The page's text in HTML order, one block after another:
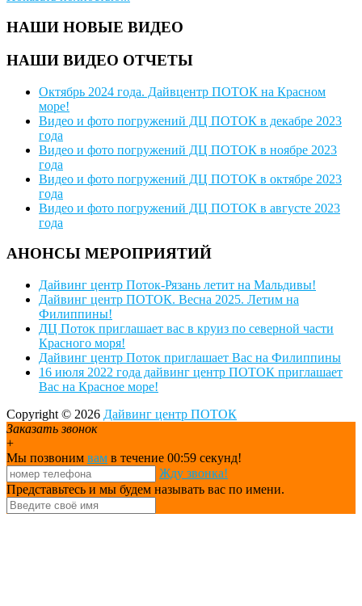
НАШИ НОВЫЕ ВИДЕО
НАШИ ВИДЕО ОТЧЕТЫ
Октябрь 2024 года. Дайвцентр ПОТОК на Красном
море!
Видео и фото погружений ДЦ ПОТОК в декабре 2023
года
Видео и фото погружений ДЦ ПОТОК в ноябре 2023
года
Видео и фото погружений ДЦ ПОТОК в октябре 2023
года
Видео и фото погружений ДЦ ПОТОК в августе 2023
года
АНОНСЫ МЕРОПРИЯТИЙ
Дайвинг центр Поток-Рязань летит на Мальдивы!
Дайвинг центр ПОТОК. Весна 2025. Летим на
Филиппины!
ДЦ Поток приглашает вас в круиз по северной части
Красного моря!
Дайвинг центр Поток приглашает Вас на Филиппины
16 июля 2022 года дайвинг центр ПОТОК приглашает
Вас на Красное море!
Copyright © 2026 Дайвинг центр ПОТОК
Заказать звонок
+
Мы позвоним вам в течение 00:59 секунд!
Жду звонка!
Представьтесь и мы будем называть вас по имени.